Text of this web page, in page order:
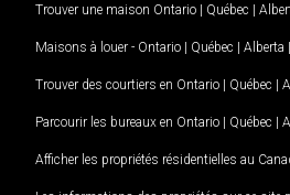
Trouver une maison Ontario | Québec |
Maisons à louer - Ontario | Québec | Alberta |
Trouver des courtiers en Ontario | Québec |
Parcourir les bureaux en Ontario | Québec |
Afficher les propriétés résidentielles au